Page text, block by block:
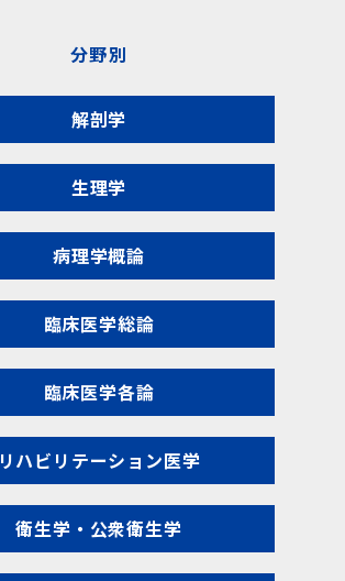
分野別
解剖学
生理学
病理学概論
臨床医学総論
臨床医学各論
リハビリテーション医学
衛生学・公衆衛生学